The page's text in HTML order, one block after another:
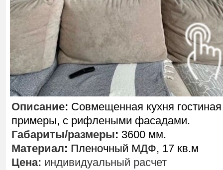
Описание: Совмещенная кухня гостиная
примеры, с рифлеными фасадами.
Габариты/размеры: 3600 мм.
Материал: Пленочный МДФ, 17 кв.м
Цена: индивидуальный расчет